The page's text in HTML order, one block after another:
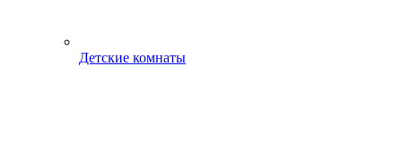
Детские комнаты